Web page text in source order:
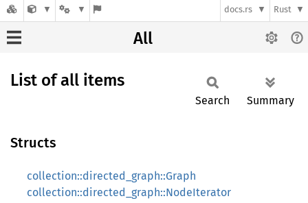
docs.rs Rust
All
List of all items
Search Summary
Structs
collection::directed_graph::Graph
collection::directed_graph::NodeIterator